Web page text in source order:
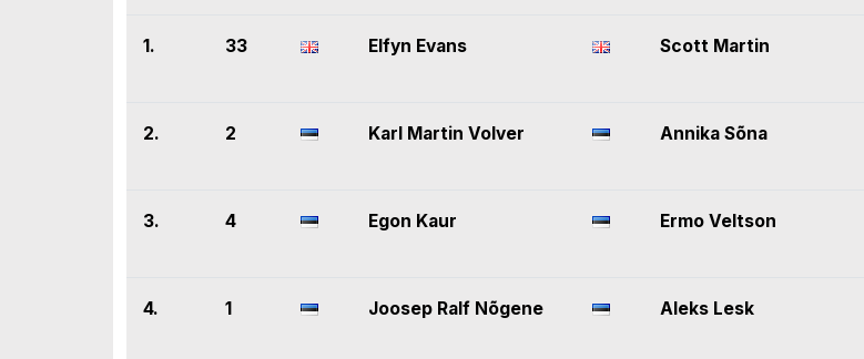
1. 33 Elfyn Evans Scott Martin
2. 2 Karl Martin Volver Annika Sõna
3. 4 Egon Kaur Ermo Veltson
4. 1 Joosep Ralf Nõgene Aleks Lesk